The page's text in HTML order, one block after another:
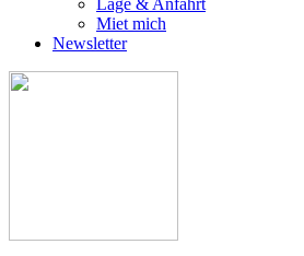
Lage & Anfahrt
Miet mich
Newsletter